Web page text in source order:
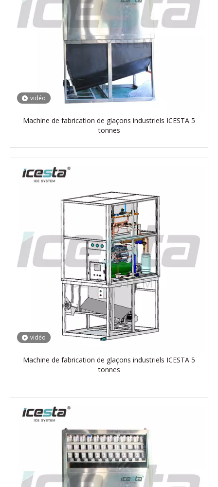
vidéo
Machine de fabrication de glaçons industriels ICESTA 5
tonnes
vidéo
Machine de fabrication de glaçons industriels ICESTA 5
tonnes